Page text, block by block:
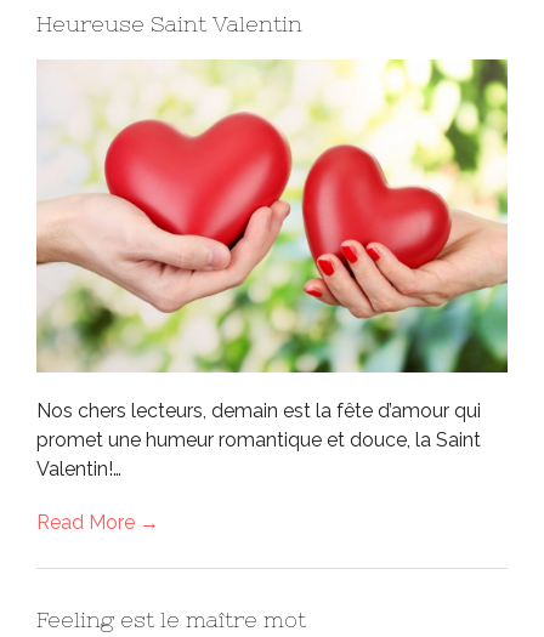
Heureuse Saint Valentin
Nos chers lecteurs, demain est la fête d’amour qui
promet une humeur romantique et douce, la Saint
Valentin!…
Read More →
Feeling est le maître mot